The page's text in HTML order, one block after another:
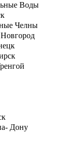
Воды
Челны
Дону